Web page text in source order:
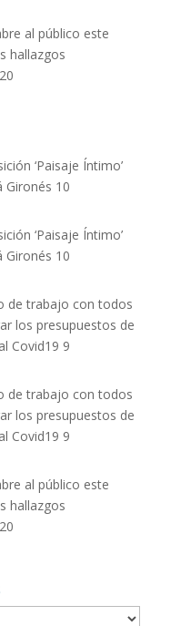
al público este
hallazgos
‘Paisaje Íntimo’
Gironés 10
‘Paisaje Íntimo’
Gironés 10
de trabajo con todos
los presupuestos de
Covid19 9
de trabajo con todos
los presupuestos de
Covid19 9
al público este
hallazgos